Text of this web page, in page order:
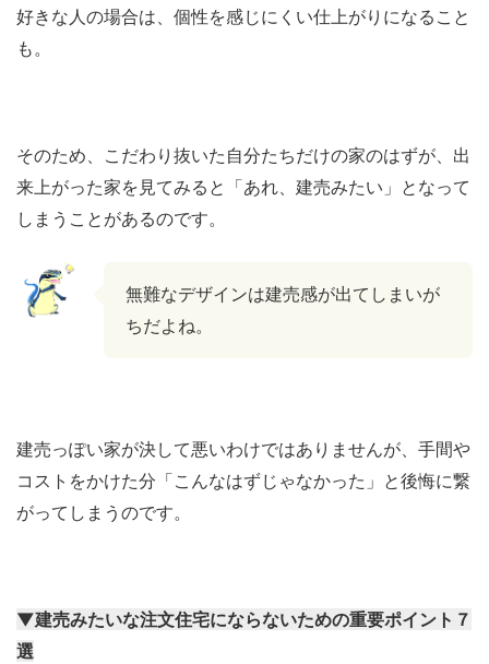
好きな人の場合は、個性を感じにくい仕上がりになること
も。
そのため、こだわり抜いた自分たちだけの家のはずが、出
来上がった家を見てみると「あれ、建売みたい」となって
しまうことがあるのです。
無難なデザインは建売感が出てしまいが
ちだよね。
建売っぽい家が決して悪いわけではありませんが、手間や
コストをかけた分「こんなはずじゃなかった」と後悔に繋
がってしまうのです。
▼建売みたいな注文住宅にならないための重要ポイント７
選